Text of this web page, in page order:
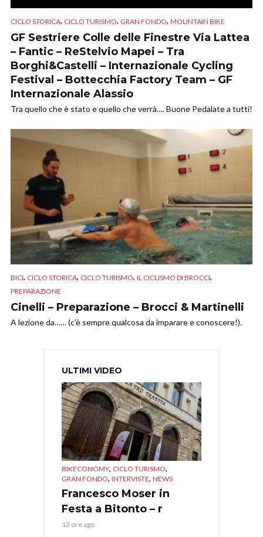
CICLO STORICA, CICLO TURISMO, GRAN FONDO, MOUNTAIN BIKE
GF Sestriere Colle delle Finestre Via Lattea
– Fantic – ReStelvio Mapei – Tra
Borghi&Castelli – Internazionale Cycling
Festival – Bottecchia Factory Team – GF
Internazionale Alassio
Tra quello che è stato e quello che verrà…. Buone Pedalate a tutti!
BICI, CICLO STORICA, CICLO TURISMO, IL CICLISMO DI BROCCI,
PREPARAZIONE
Cinelli – Preparazione – Brocci & Martinelli
A lezione da…… (c’è sempre qualcosa da imparare e conoscere!).
ULTIMI VIDEO
BIKECONOMY, CICLO TURISMO,
GRAN FONDO, INTERVISTE, NEWS
Francesco Moser in
Festa a Bitonto – r
12 ore ago